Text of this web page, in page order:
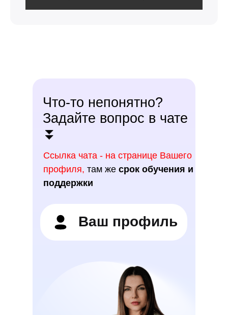
Что-то непонятно?
Задайте вопрос в чате
⏬
Ваш профиль
Ссылка чата - на странице Вашего
профиля, там же срок обучения и
поддержки